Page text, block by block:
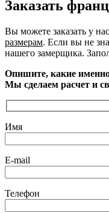
Заказать
Вы можете заказать у
размерам. Если вы не
нашего замерщика.
Опишите, какие
Мы сделаем расчет и
Имя
E-mail
Телефон